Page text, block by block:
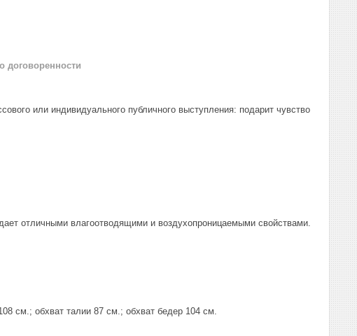
договоренности
или индивидуального публичного выступления: подарит чувство
отличными влагоотводящими и воздухопроницаемыми свойствами.
см.; обхват талии 87 см.; обхват бедер 104 см.